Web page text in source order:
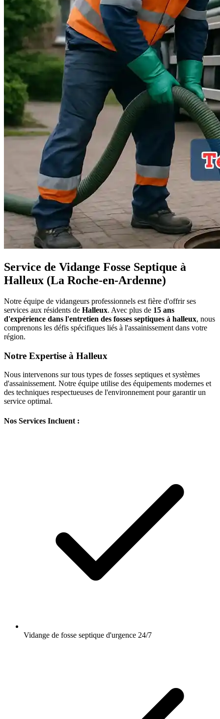
Service de Vidange Fosse Septique à
Halleux (La Roche-en-Ardenne)
Notre équipe de vidangeurs professionnels est fière d'offrir ses
services aux résidents de Halleux. Avec plus de 15 ans
d'expérience dans l'entretien des fosses septiques à halleux, nous
comprenons les défis spécifiques liés à l'assainissement dans votre
région.
Notre Expertise à Halleux
Nous intervenons sur tous types de fosses septiques et systèmes
d'assainissement. Notre équipe utilise des équipements modernes et
des techniques respectueuses de l'environnement pour garantir un
service optimal.
Nos Services Incluent :
Vidange de fosse septique d'urgence 24/7